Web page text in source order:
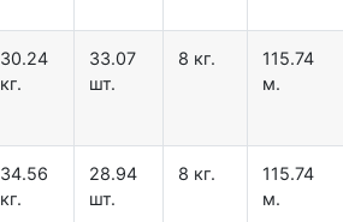
30.24
кг.
33.07
шт.
8 кг.
115.74
м.
34.56
кг.
28.94
шт.
8 кг.
115.74
м.